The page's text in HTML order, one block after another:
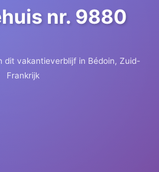
nr. 9880
dit vakantieverblijf in Bédoin, Zuid-
Frankrijk